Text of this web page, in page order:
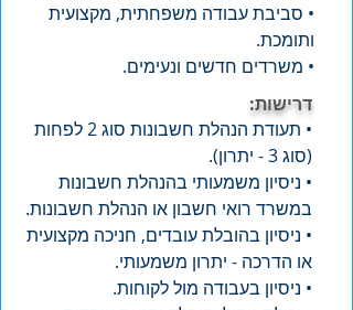
דרישות:
• תעודת הנהלת חשבונות סוג 2 לפחות
(סוג 3 - יתרון).
• ניסיון משמעותי בהנהלת חשבונות
במשרד רואי חשבון או הנהלת חשבונות.
• ניסיון בהובלת עובדים, חניכה מקצועית
או הדרכה - יתרון משמעותי.
• ניסיון בעבודה מול לקוחות.
• סביבת עבודה משפחתית, מקצועית
ותומכת.
• משרדים חדשים ונעימים.